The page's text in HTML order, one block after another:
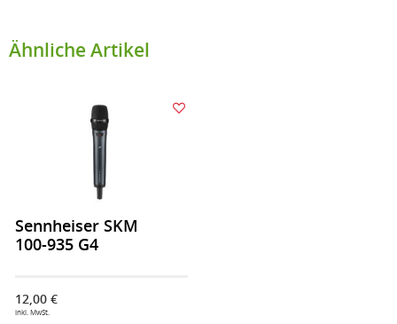
Ähnliche Artikel
Sennheiser SKM
100-935 G4
12,00 €
inkl. MwSt.